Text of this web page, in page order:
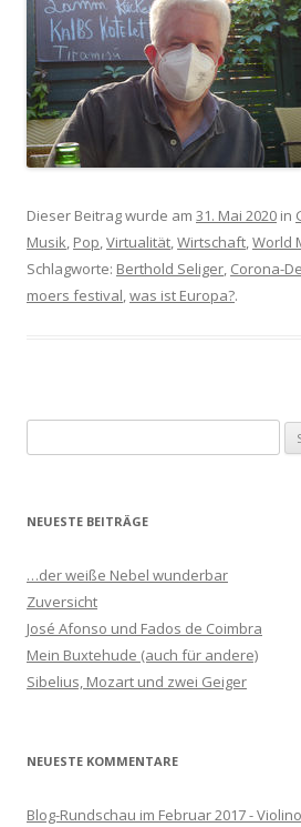
Dieser Beitrag wurde am 31. Mai 2020 in
Musik, Pop,Virtualität,Wirtschaft,World
Schlagworte: Berthold Seliger, Corona-
moers festival,was ist Europa?.
u
h
n
a
c
h
NEUESTE BEITRÄGE
…der weiße Nebel wunderbar
Zuversicht
José Afonso und Fados de Coimbra
Mein Buxtehude (auch für andere)
Sibelius, Mozart und zwei Geiger
NEUESTE KOMMENTARE
Blog-Rundschau im Februar 2017 -